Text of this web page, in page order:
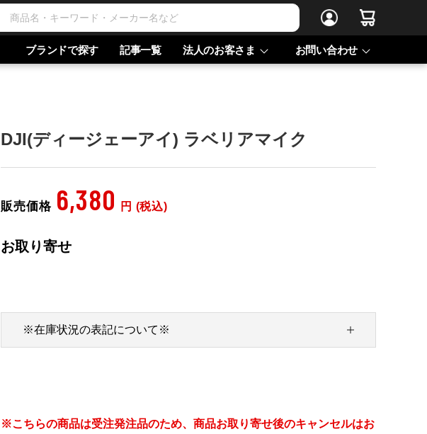
ブランドで探す 記事一覧 法人のお客さま お問い合わせ
DJI(ディージェーアイ) ラベリアマイク
販売価格 6,380 円 (税込)
お取り寄せ
※在庫状況の表記について※
※こちらの商品は受注発注品のため、商品お取り寄せ後のキャンセルはお